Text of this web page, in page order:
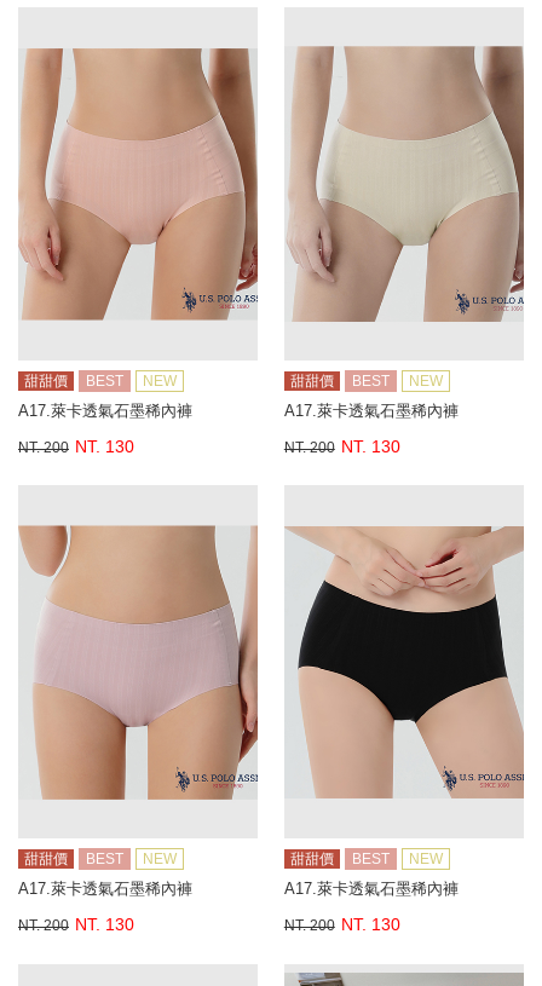
甜甜價 BEST NEW
A17.萊卡透氣石墨稀內褲
NT. 200 NT. 130
甜甜價 BEST NEW
A17.萊卡透氣石墨稀內褲
NT. 200 NT. 130
甜甜價 BEST NEW
A17.萊卡透氣石墨稀內褲
NT. 200 NT. 130
甜甜價 BEST NEW
A17.萊卡透氣石墨稀內褲
NT. 200 NT. 130